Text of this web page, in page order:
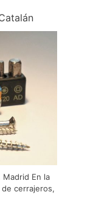
Madrid En la
cerrajeros,